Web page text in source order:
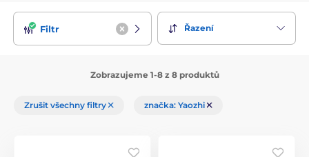
Filtr Řazení
Zobrazujeme 1-8 z 8 produktů
Zrušit všechny filtry značka: Yaozhi